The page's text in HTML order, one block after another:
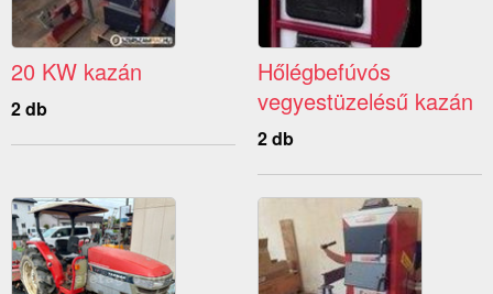
20 KW kazán
2 db
Hőlégbefúvós
vegyestüzelésű kazán
2 db